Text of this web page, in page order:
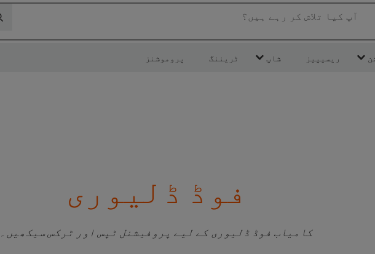
آپ کیا تلاش کر رہے ہیں؟
ریسیپیز شاپ ٹریننگ پروموشنز
فوڈ ڈلیوری
کامیاب فوڈ ڈلیوری کے لیے پروفیشنل ٹپس اور ٹرکس سیکھیں۔